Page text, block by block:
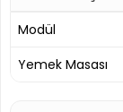
Modül
Yemek Masası